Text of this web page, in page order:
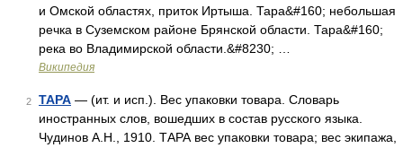
и Омской областях, приток Иртыша. Тара&#160; небольшая
речка в Суземском районе Брянской области. Тара&#160;
река во Владимирской области.&#8230; …
Википедия
2 ТАРА — (ит. и исп.). Вес упаковки товара. Словарь
иностранных слов, вошедших в состав русского языка.
Чудинов А.Н., 1910. ТАРА вес упаковки товара; вес экипажа,